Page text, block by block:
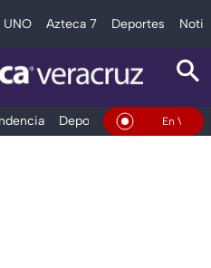
UNO Azteca 7 Deportes
Deportes Espectáculos
En Vivo